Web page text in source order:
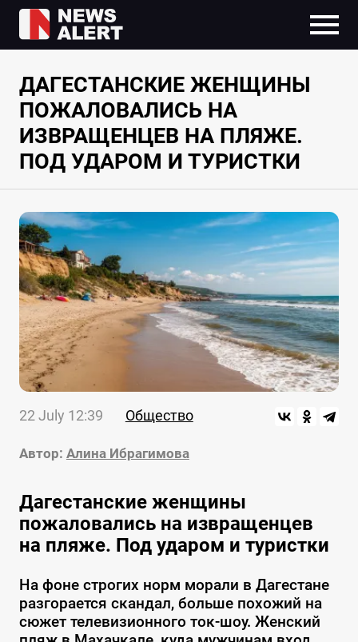
ДАГЕСТАНСКИЕ ЖЕНЩИНЫ
ПОЖАЛОВАЛИСЬ НА
ИЗВРАЩЕНЦЕВ НА ПЛЯЖЕ.
ПОД УДАРОМ И ТУРИСТКИ
22 July 12:39 Общество
Автор: Алина Ибрагимова
Дагестанские женщины
пожаловались на извращенцев
на пляже. Под ударом и туристки
На фоне строгих норм морали в Дагестане
разгорается скандал, больше похожий на
сюжет телевизионного ток-шоу. Женский